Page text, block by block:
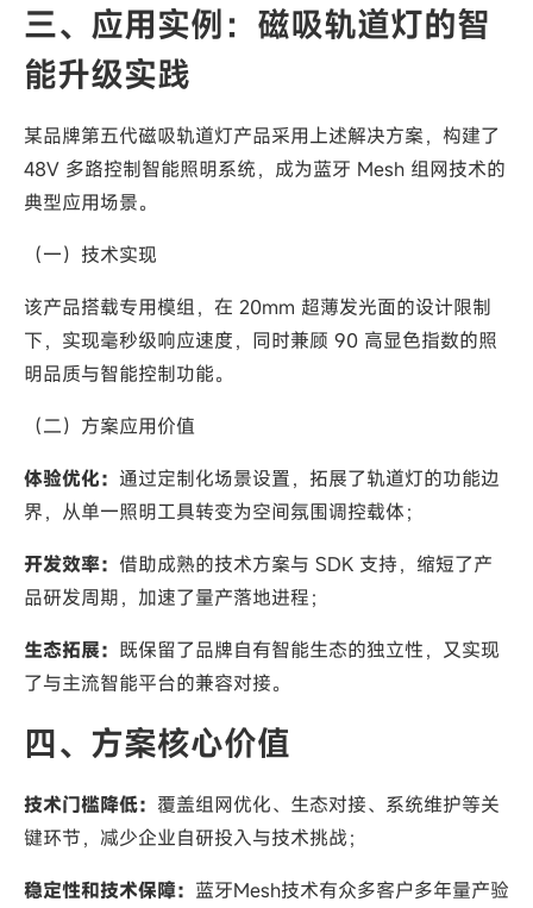
三、应用实例：磁吸轨道灯的智
能升级实践
某品牌第五代磁吸轨道灯产品采用上述解决方案，构建了
48V 多路控制智能照明系统，成为蓝牙 Mesh 组网技术的
典型应用场景。
（一）技术实现
该产品搭载专用模组，在 20mm 超薄发光面的设计限制
下，实现毫秒级响应速度，同时兼顾 90 高显色指数的照
明品质与智能控制功能。
（二）方案应用价值
体验优化： 通过定制化场景设置，拓展了轨道灯的功能边
界，从单一照明工具转变为空间氛围调控载体；
开发效率： 借助成熟的技术方案与 SDK 支持，缩短了产
品研发周期，加速了量产落地进程；
生态拓展： 既保留了品牌自有智能生态的独立性，又实现
了与主流智能平台的兼容对接。
四、方案核心价值
技术门槛降低： 覆盖组网优化、生态对接、系统维护等关
键环节，减少企业自研投入与技术挑战；
稳定性和技术保障： 蓝牙Mesh技术有众多客户多年量产验